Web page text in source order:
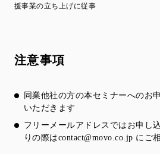
援事業の立ち上げに従事
注意事項
同業他社の方の本セミナーへのお
いただきます
フリーメールアドレスではお申し
りの際はcontact@movo.co.jp にご